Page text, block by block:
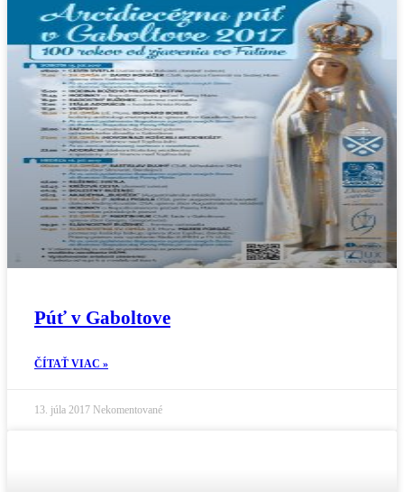
Púť v Gaboltove
ČÍTAŤ VIAC »
13. júla 2017 Nekomentované